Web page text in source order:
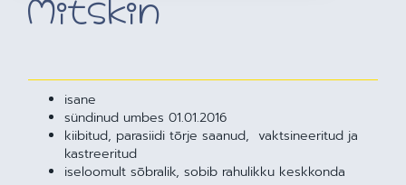
isane
sündinud umbes 01.01.2016
kiibitud, parasiidi tõrje saanud, vaktsineeritud ja
kastreeritud
iseloomult sõbralik, sobib rahulikku keskkonda